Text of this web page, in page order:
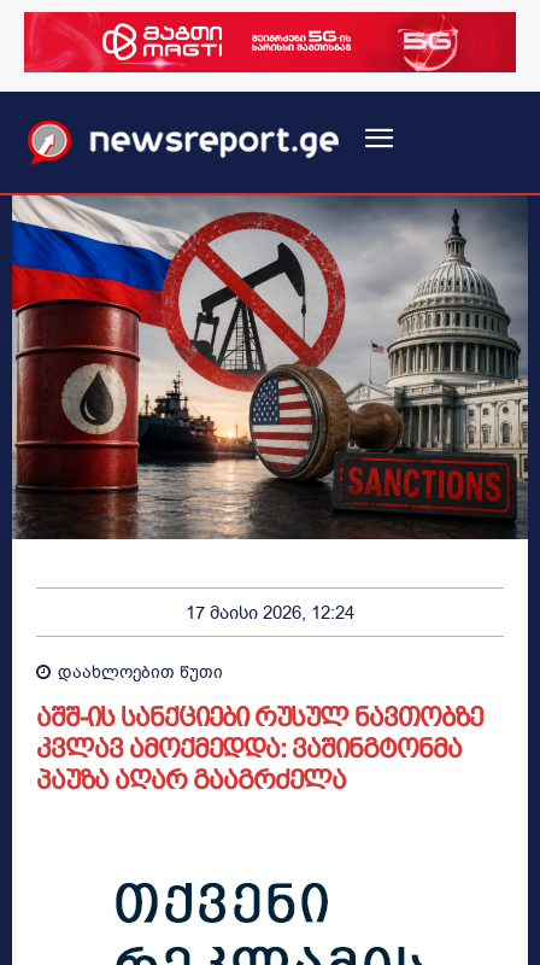
17 მაისი 2026, 12:24
დაახლოებით წუთი
აშშ-ის სანქციები რუსულ ნავთობზე
კვლავ ამოქმედდა: ვაშინგტონმა
პაუზა აღარ გააგრძელა